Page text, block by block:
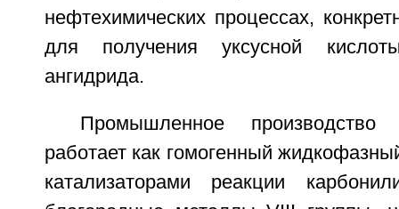
нефтехимических процессах,
для получения уксусной
ангидрида.
Промышленное производство
работает как гомогенный
катализаторами реакции